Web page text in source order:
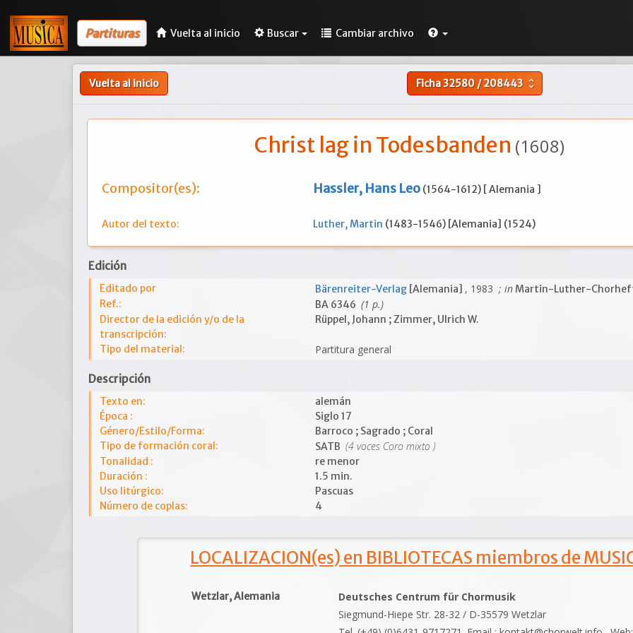
Partituras Vuelta al inicio Buscar Cambiar archivo
Vuelta al inicio Ficha32580/208443 unfold_more
Christ lag in Todesbanden (1608)
Compositor(es): Hassler, Hans Leo (1564-1612) [ Alemania ]
Autor del texto: Luther, Martin (1483-1546) [Alemania] (1524)
Edición
Editado por Bärenreiter-Verlag [Alemania] , 1983 ; inMartin-Luther-
Ref.:
BA 6346 (1 p.)
Director de la edición y/o de la
transcripción:
Rüppel, Johann ; Zimmer, Ulrich W.
Tipo del material: Partitura general
Descripción
Texto en:
alemán
Época :
Siglo 17
Género/Estilo/Forma:
Barroco ; Sagrado ; Coral
Tipo de formación coral:
SATB (4 voces Coro mixto )
Tonalidad :
re menor
Duración :
1.5 min.
Uso litúrgico:
Pascuas
Número de coplas:
4
LOCALIZACION(es) en BIBLIOTECAS miembros de
Wetzlar, Alemania
Deutsches Centrum für Chormusik
Siegmund-Hiepe Str. 28-32 / D-35579 Wetzlar